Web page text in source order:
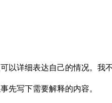
以详细表达自己的情况。我
先写下需要解释的内容。